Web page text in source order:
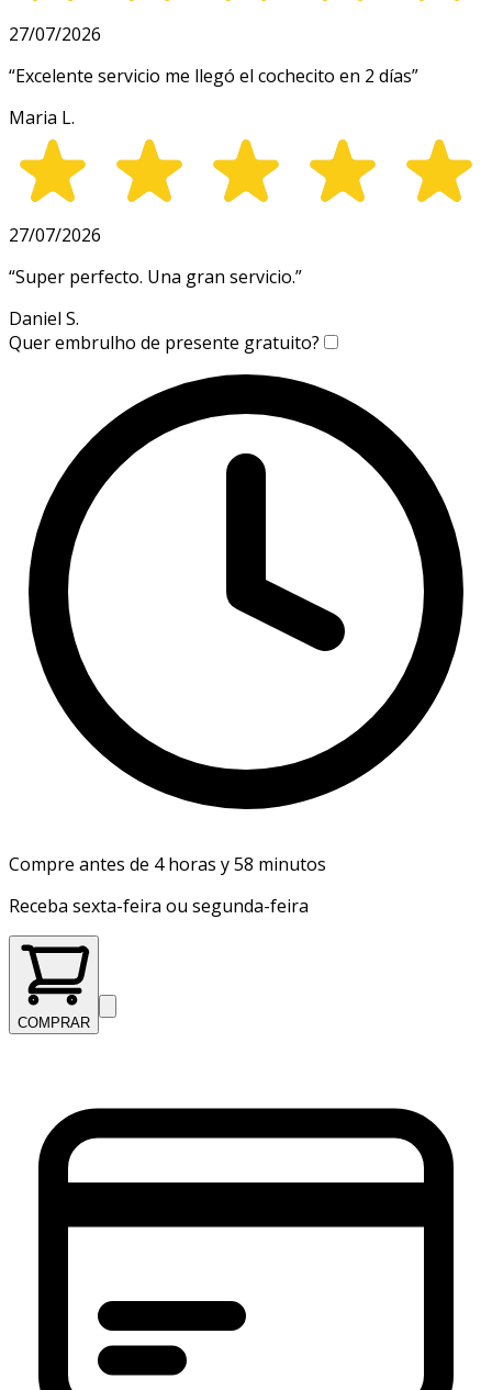
27/07/2026
“Excelente servicio me llegó el cochecito en 2 días”
Maria L.
27/07/2026
“Super perfecto. Una gran servicio.”
Daniel S.
Quer embrulho de presente gratuito?
Compre antes de 4 horas y 58 minutos
Receba sexta-feira ou segunda-feira
COMPRAR